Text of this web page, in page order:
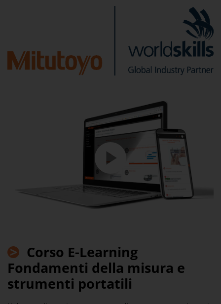
> Corso E-Learning
Fondamenti della misura e
strumenti portatili